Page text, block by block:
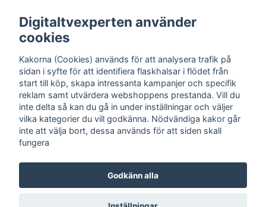
Kontakt Trygghet Cookies Support Köpinfo Om oss English
Köpvillkor, Digitaltvexperten.se
Digitaltvexperten använder
cookies
Kakorna (Cookies) används för att analysera trafik på
sidan i syfte för att identifiera flaskhalsar i flödet från
start till köp, skapa intressanta kampanjer och specifik
reklam samt utvärdera webshoppens prestanda. Vill du
inte delta så kan du gå in under inställningar och väljer
vilka kategorier du vill godkänna. Nödvändiga kakor går
inte att välja bort, dessa används för att siden skall
fungera
Godkänn alla